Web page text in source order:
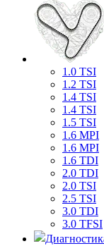
1.0 TSI
1.2 TSI
1.4 TSI
1.4 TSI
1.5 TSI
1.6 MPI
1.6 MPI
1.6 TDI
2.0 TDI
2.0 TSI
2.5 TSI
3.0 TDI
3.0 TFSI